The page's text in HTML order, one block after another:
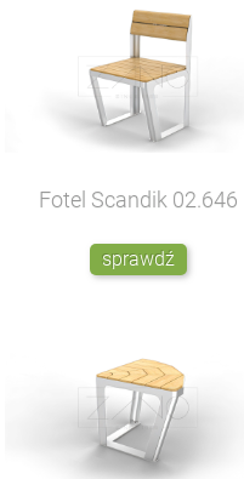
Fotel Scandik 02.646
sprawdź